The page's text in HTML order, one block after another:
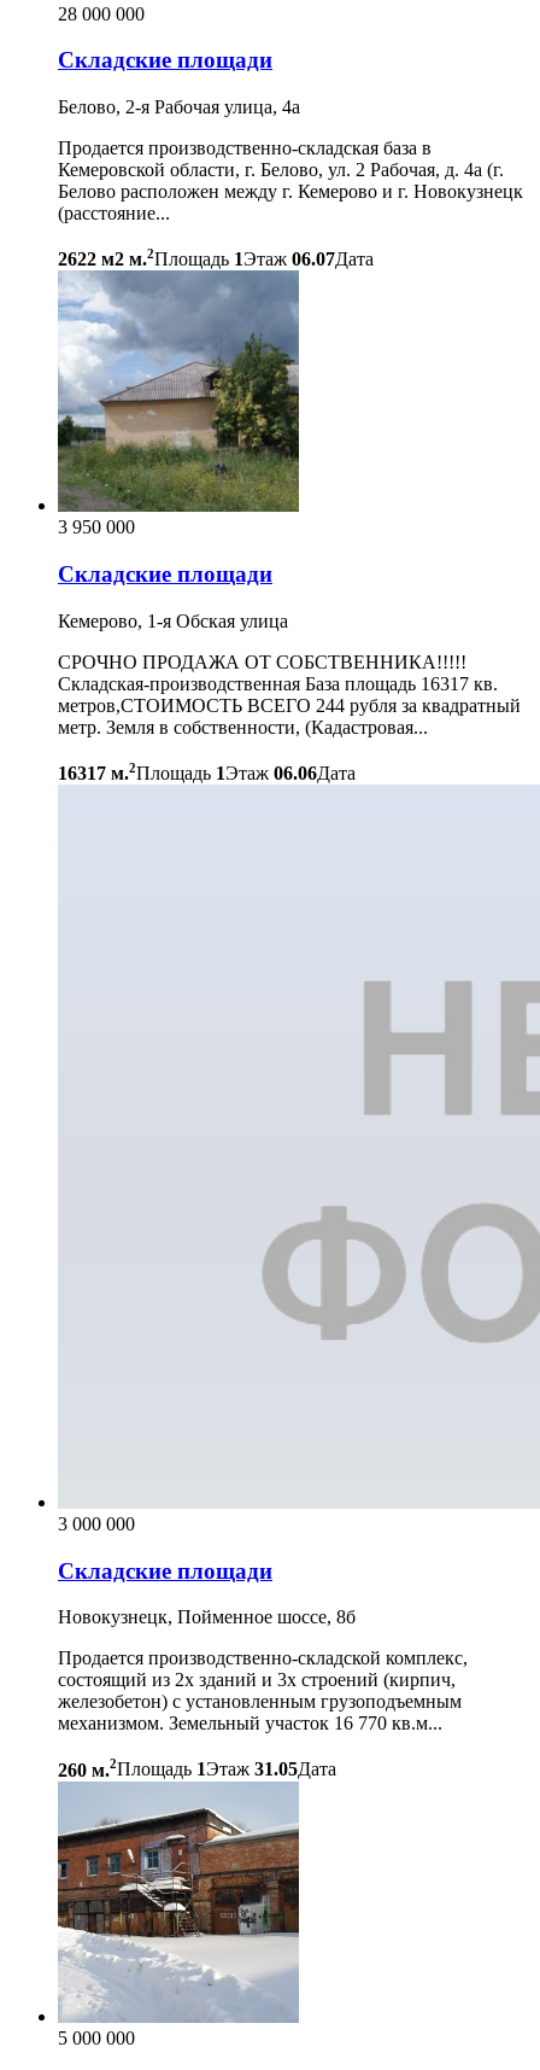
28 000 000
Складские площади
Белово, 2-я Рабочая улица, 4а
Продается производственно-складская база в
Кемеровской области, г. Белово, ул. 2 Рабочая, д. 4а (г.
Белово расположен между г. Кемерово и г. Новокузнецк
(расстояние...
2622 м2 м.2Площадь 1Этаж 06.07Дата
3 950 000
Складские площади
Кемерово, 1-я Обская улица
СРОЧНО ПРОДАЖА ОТ СОБСТВЕННИКА!!!!!
Складская-производственная База площадь 16317 кв.
метров,СТОИМОСТЬ ВСЕГО 244 рубля за квадратный
метр. Земля в собственности, (Кадастровая...
16317 м.2Площадь 1Этаж 06.06Дата
3 000 000
Складские площади
Новокузнецк, Пойменное шоссе, 8б
Продается производственно-складской комплекс,
состоящий из 2х зданий и 3х строений (кирпич,
железобетон) с установленным грузоподъемным
механизмом. Земельный участок 16 770 кв.м...
260 м.2Площадь 1Этаж 31.05Дата
5 000 000